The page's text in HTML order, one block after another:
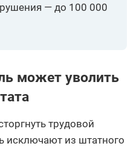
— до 100 000
может уволить
трудовой
исключают из штатного